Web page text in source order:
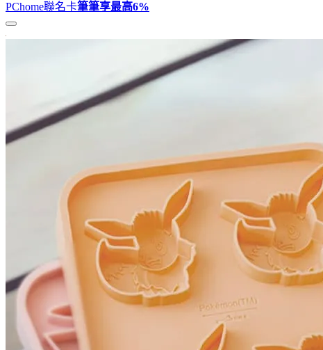
PChome聯名卡筆筆享最高6%